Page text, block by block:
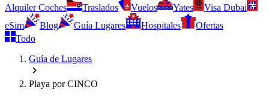
Alquiler Coches
Traslados Vuelos Yates
Visa Dubai
eSim
Blog Guía Lugares Hospitales
Ofertas
Todo
Guía de Lugares
Playa por CINCO